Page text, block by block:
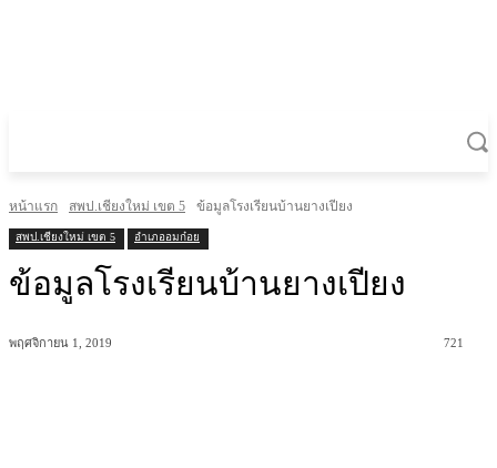
หน้าแรก สพป.เชียงใหม่ เขต 5 ข้อมูลโรงเรียนบ้านยางเปียง
สพป.เชียงใหม่ เขต 5 อำเภออมก๋อย
ข้อมูลโรงเรียนบ้านยางเปียง
พฤศจิกายน 1, 2019 721